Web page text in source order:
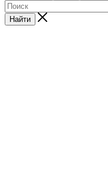
Найти